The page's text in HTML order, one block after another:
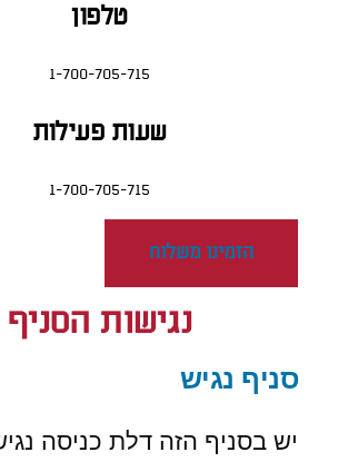
טלפון
1-700-705-715
שעות פעילות
1-700-705-715
הזמינו משלוח
נגישות הסניף
סניף נגיש
יש בסניף הזה דלת כניסה